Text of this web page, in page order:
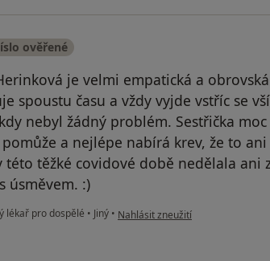
ověřené
je velmi empatická a
spoustu času a vždy vyjde vstříc se
nebyl žádný problém. Sestřička
a nejlépe nabírá krev, že to ani
této těžké covidové době nedělala ani
úsměvem. :)
lékař pro dospělé • Jiný • podle názoru uživatele Nikola V.
Nahlásit zneužití